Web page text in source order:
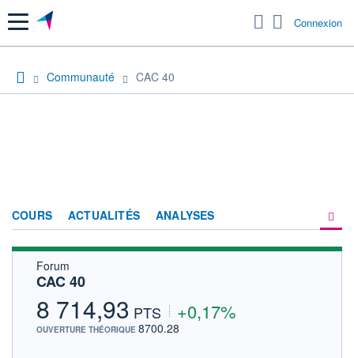
Menu Connexion
Communauté CAC 40
COURS ACTUALITÉS ANALYSES
HISTORIQUE
Forum
CAC 40
8 714,93 PTS +0,17%
OUVERTURE THÉORIQUE 8700.28